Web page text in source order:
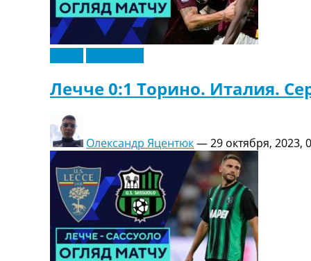
Лечче 0:1 Торино. Италия.
Олександр Яцентюк—29 октября, 2023,